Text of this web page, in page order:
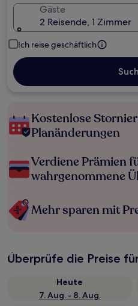
Gäste
2 Reisende, 1 Zimmer
Ich reise geschäftlich
Kostenlose
Planänderungen
Verdiene Prämien
wahrgenommene
Mehr sparen mit
Überprüfe die Preise
Heute
7. Aug. - 8. Aug.